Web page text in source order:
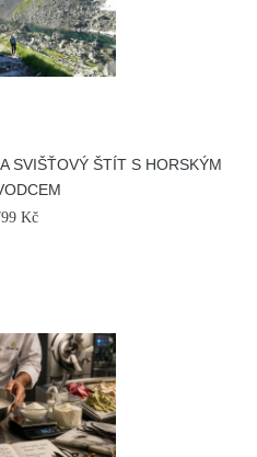
SVIŠŤOVÝ ŠTÍT S HORSKÝM
Kč